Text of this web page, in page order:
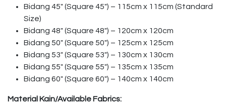
Bidang 45″ (Square 45″) – 115cm x 115cm (Standard
Size)
Bidang 48″ (Square 48″) – 120cm x 120cm
Bidang 50″ (Square 50″) – 125cm x 125cm
Bidang 53″ (Square 53″) – 130cm x 130cm
Bidang 55″ (Square 55″) – 135cm x 135cm
Bidang 60″ (Square 60″) – 140cm x 140cm
Material Kain/Available Fabrics: